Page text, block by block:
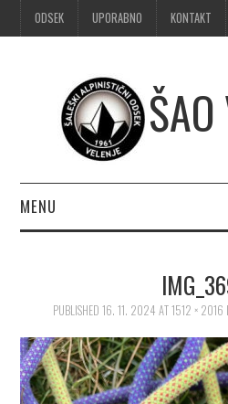
ODSEK UPORABNO KONTAKT
ŠAO
MENU
ALPINIZEM
ŠPORTNO PLEZANJE
PUBLISHED 16. 11. 2024 AT1512 × 2016